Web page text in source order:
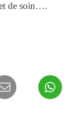
de soin….